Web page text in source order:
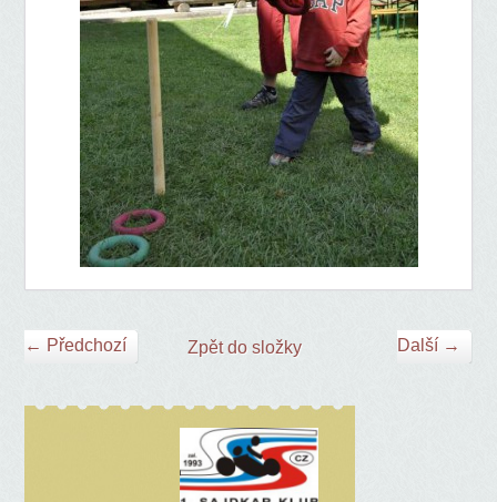
← Předchozí Další →
Zpět do složky